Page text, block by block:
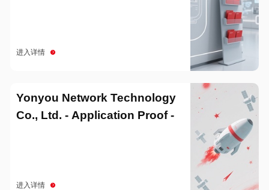
进入详情
Yonyou Network Technology
Co., Ltd. - Application Proof -
进入详情